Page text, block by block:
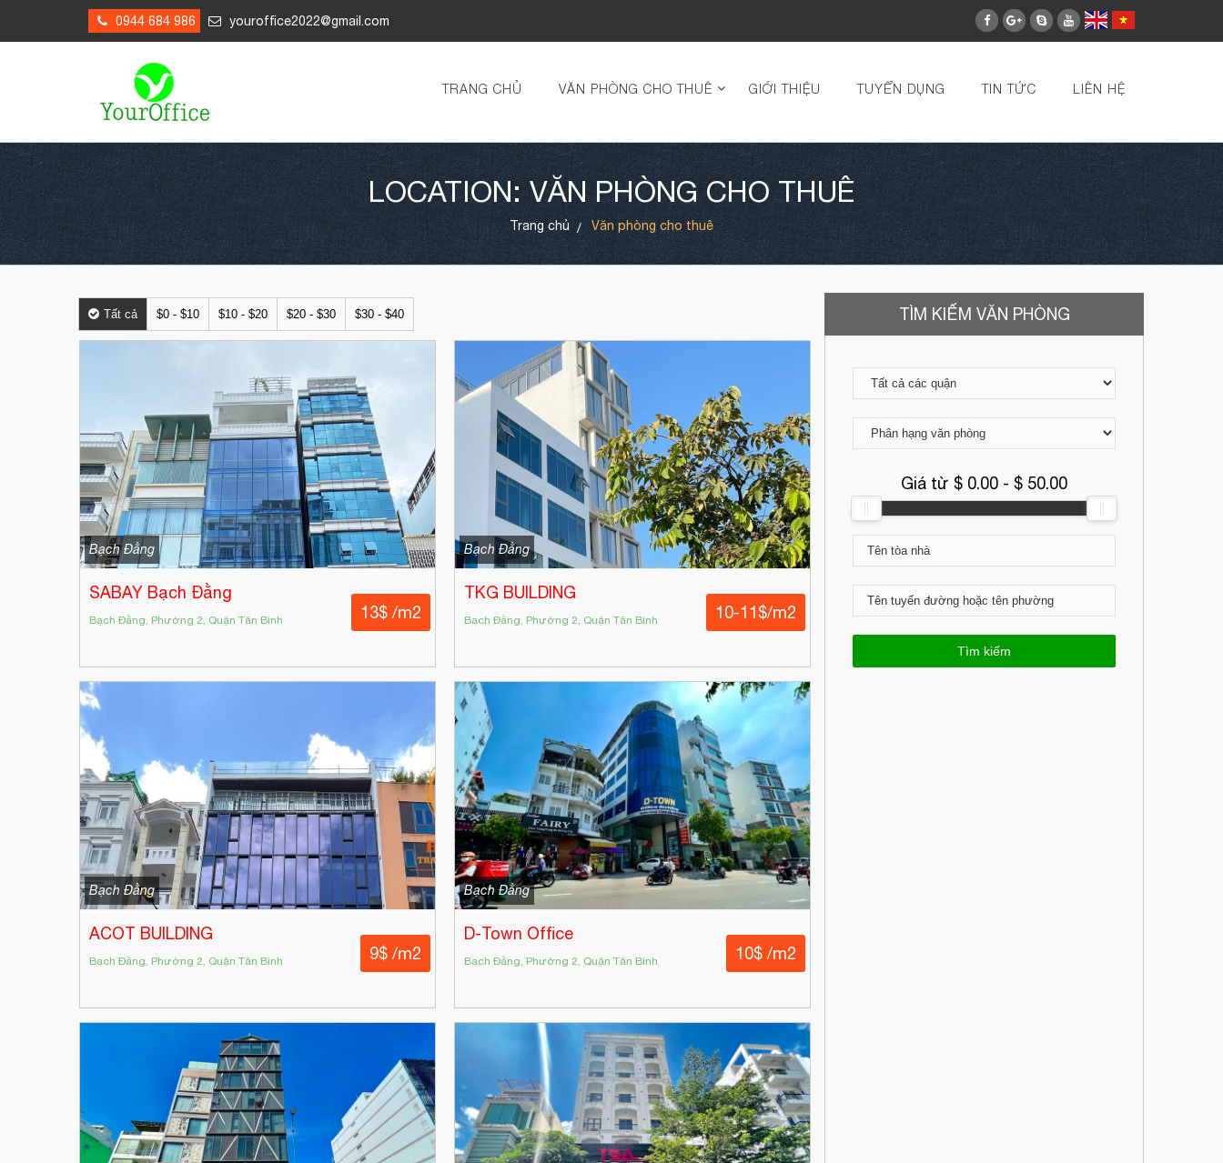
0944 684 986 youroffice2022@gmail.com
TRANG CHỦ VĂN PHÒNG CHO THUÊ GIỚI THIỆU TUYỂN DỤNG TIN TỨC LIÊN HỆ
LOCATION: VĂN PHÒNG CHO THUÊ
Trang chủ Văn phòng cho thuê
TÌM KIẾM VĂN PHÒNG
Giá từ $ 0.00 - $ 50.00
Tất cả $0 - $10 $10 - $20 $20 - $30 $30 - $40
Bạch Đằng
SABAY Bạch Đằng
Bạch Đằng, Phường 2, Quận Tân Bình 13$ /m2
Bạch Đằng
TKG BUILDING
Bạch Đằng, Phường 2, Quận Tân Bình 10-11$/m2
Bạch Đằng
ACOT BUILDING
Bạch Đằng, Phường 2, Quận Tân Bình 9$ /m2
Bạch Đằng
D-Town Office
Bạch Đằng, Phường 2, Quận Tân Bình 10$ /m2